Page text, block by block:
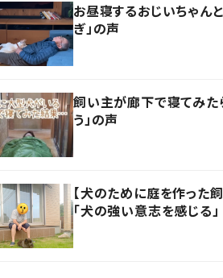
お昼寝するおじいちゃん
ぎ」の声
飼い主が廊下で寝てみた
う」の声
【犬のために庭を作った
「犬の強い意志を感じる」